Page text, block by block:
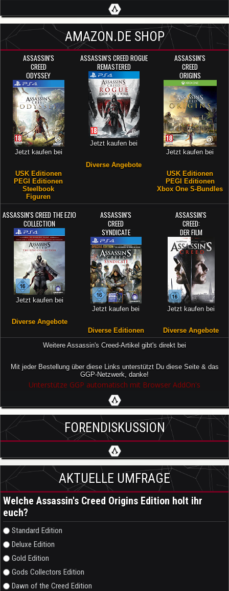
AMAZON.DE SHOP
ASSASSIN'S
CREED
ODYSSEY
Jetzt kaufen bei
USK Editionen
PEGI Editionen
Steelbook
Figuren
ASSASSIN'S CREED ROGUE
REMASTERED
Jetzt kaufen bei
Diverse Angebote
ASSASSIN'S
CREED
ORIGINS
Jetzt kaufen bei
USK Editionen
PEGI Editionen
Xbox One S-Bundles
ASSASSIN'S CREED THE EZIO
COLLECTION
Jetzt kaufen bei
Diverse Angebote
ASSASSIN'S
CREED
SYNDICATE
Jetzt kaufen bei
Diverse Editionen
ASSASSIN'S
CREED:
DER FILM
Jetzt kaufen bei
Diverse Angebote
Weitere Assassin's Creed-Artikel gibt's direkt bei
Mit jeder Bestellung über diese Links unterstützt Du diese Seite & das
GGP-Netzwerk, danke!
Unterstütze GGP automatisch mit Browser AddOn's
FORENDISKUSSION
AKTUELLE UMFRAGE
Welche Assassin's Creed Origins Edition holt ihr
euch?
Auswahlmöglichkeiten
Standard Edition
Deluxe Edition
Gold Edition
Gods Collectors Edition
Dawn of the Creed Edition